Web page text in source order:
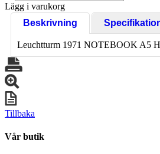
Lägg i varukorg
Beskrivning
Leuchtturm 1971 NOTEBOOK A5
Tillbaka
Vår butik